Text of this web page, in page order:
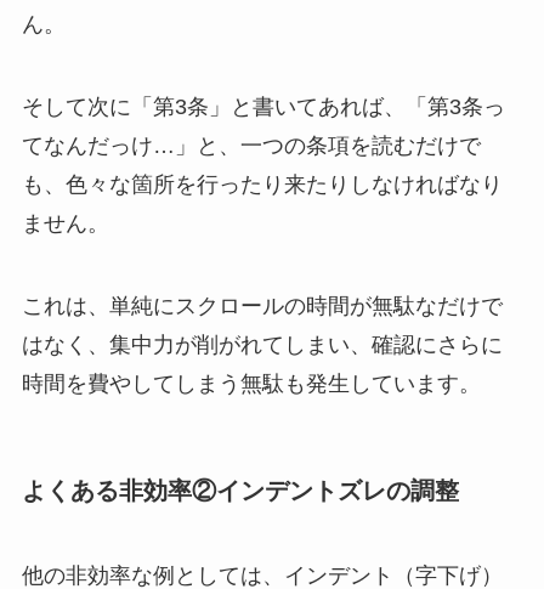
ん。
そして次に「第3条」と書いてあれば、「第3条っ
てなんだっけ…」と、一つの条項を読むだけで
も、色々な箇所を行ったり来たりしなければなり
ません。
これは、単純にスクロールの時間が無駄なだけで
はなく、集中力が削がれてしまい、確認にさらに
時間を費やしてしまう無駄も発生しています。
よくある非効率②インデントズレの調整
他の非効率な例としては、インデント（字下げ）